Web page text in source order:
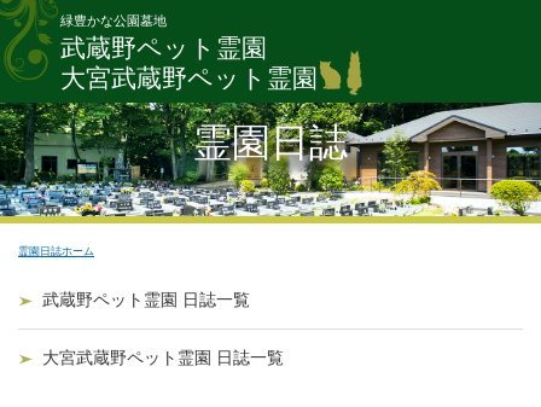
緑豊かな公園墓地
武蔵野ペット霊園
大宮武蔵野ペット霊園
霊園日誌
霊園日誌ホーム
武蔵野ペット霊園 日誌一覧
大宮武蔵野ペット霊園 日誌一覧